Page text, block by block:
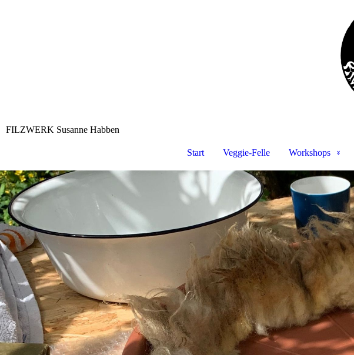
FILZWERK Susanne Habben
Start Veggie-Felle Workshops